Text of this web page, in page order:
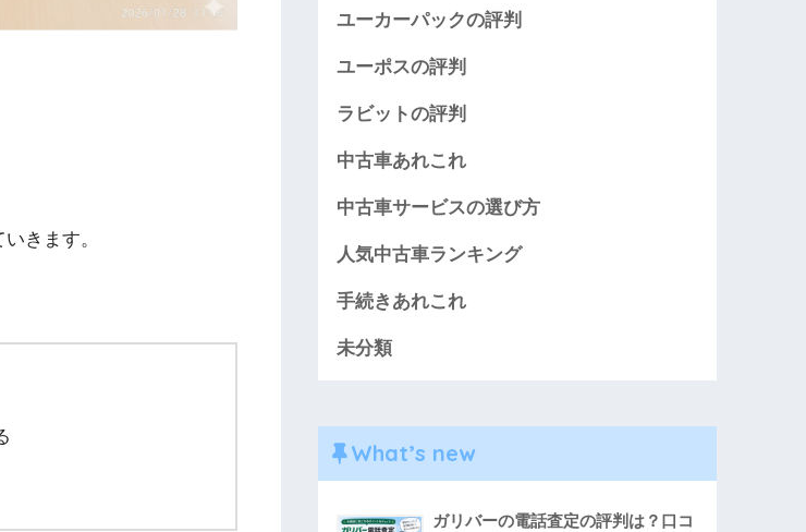
きます。
ユーカーパックの評判
ユーポスの評判
ラビットの評判
中古車あれこれ
中古車サービスの選び方
人気中古車ランキング
手続きあれこれ
未分類
What’s new
ガリバーの電話査定の評判は？口コ